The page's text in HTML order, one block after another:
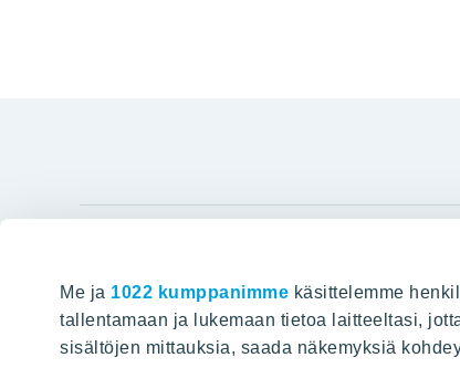
Me ja 1022 kumppanimme käsittelemme
tallentamaan ja lukemaan tietoa laitteeltasi,
sisältöjen mittauksia, saada näkemyksiä
Hyvin rakennettu huominen